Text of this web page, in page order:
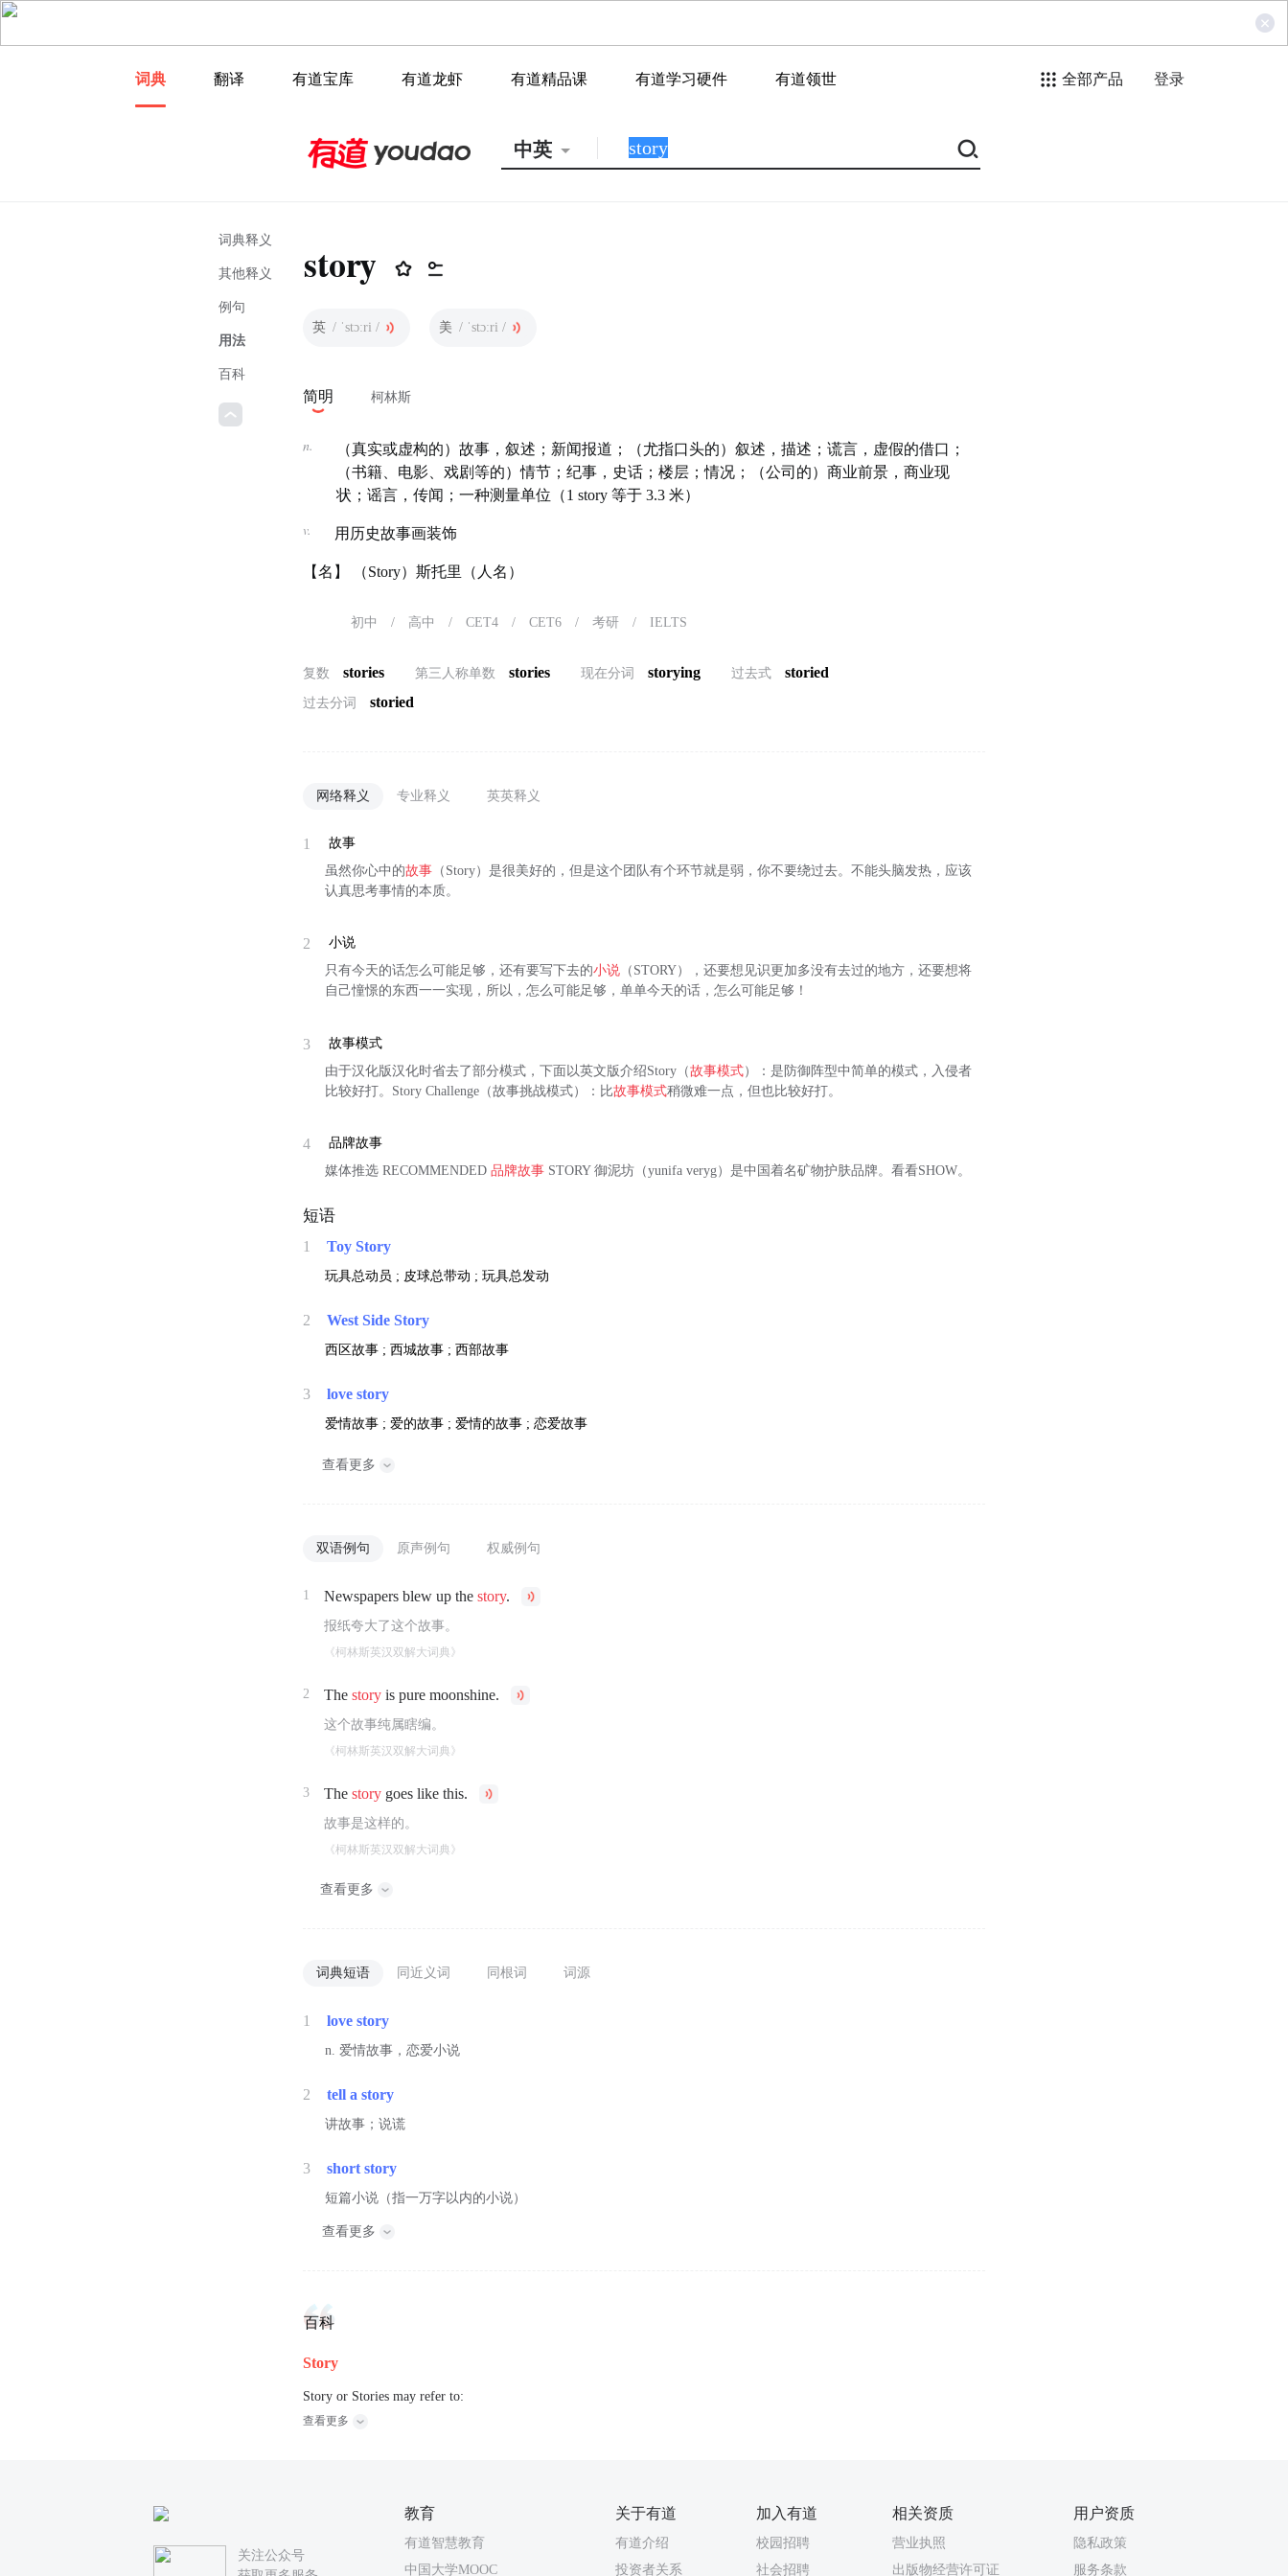
词典 翻译 有道宝库 有道龙虾 有道精品课 有道学习硬件 有道领世 全部产品 登录
中英
词典释义
其他释义
例句
用法
百科
story
英 / ˈstɔːri / 美 / ˈstɔːri /
简明 柯林斯
n.
（真实或虚构的）故事，叙述；新闻报道；（尤指口头的）叙述，描述；谎言，虚假的借口；
（书籍、电影、戏剧等的）情节；纪事，史话；楼层；情况；（公司的）商业前景，商业现
状；谣言，传闻；一种测量单位（1 story 等于 3.3 米）
v. 用历史故事画装饰
【名】 （Story）斯托里（人名）
初中 / 高中 / CET4 / CET6 / 考研 / IELTS
复数 stories 第三人称单数 stories 现在分词 storying 过去式 storied
过去分词 storied
网络释义 专业释义 英英释义
1
故事
虽然你心中的故事 （Story）是很美好的，但是这个团队有个环节就是弱，你不要绕过去。不能头脑发热，应该
认真思考事情的本质。
2
小说
只有今天的话怎么可能足够，还有要写下去的小说 （STORY），还要想见识更加多没有去过的地方，还要想将
自己憧憬的东西一一实现，所以，怎么可能足够，单单今天的话，怎么可能足够！
3
故事模式
由于汉化版汉化时省去了部分模式，下面以英文版介绍Story（故事模式）：是防御阵型中简单的模式，入侵者
比较好打。Story Challenge（故事挑战模式）：比故事模式稍微难一点，但也比较好打。
4
品牌故事
媒体推选 RECOMMENDED品牌故事 STORY 御泥坊（yunifa veryg）是中国着名矿物护肤品牌。看看SHOW。
短语
1 Toy Story
玩具总动员 ; 皮球总带动 ; 玩具总发动
2 West Side Story
西区故事 ; 西城故事 ; 西部故事
3 love story
爱情故事 ; 爱的故事 ; 爱情的故事 ; 恋爱故事
查看更多
双语例句 原声例句 权威例句
1 Newspapers blew up thestory.
报纸夸大了这个故事。
《柯林斯英汉双解大词典》
2 Thestory is pure moonshine.
这个故事纯属瞎编。
《柯林斯英汉双解大词典》
3 Thestory goes like this.
故事是这样的。
《柯林斯英汉双解大词典》
查看更多
词典短语 同近义词 同根词 词源
1 love story
n. 爱情故事，恋爱小说
2 tell a story
讲故事；说谎
3 short story
短篇小说（指一万字以内的小说）
查看更多
百科
Story
Story or Stories may refer to:
查看更多
关注公众号
教育
有道智慧教育
中国大学MOOC
关于有道
有道介绍
投资者关系
加入有道
校园招聘
社会招聘
相关资质
营业执照
出版物经营许可证
用户资质
隐私政策
服务条款